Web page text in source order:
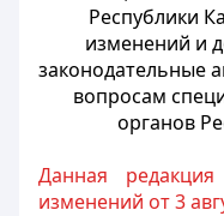
Республики
изменений и
законодательные
вопросам
органов
Данная
изменений от 3